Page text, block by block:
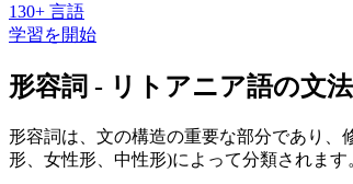
130+ 言語
学習を開始
形容詞 - リトアニア語の文法
形容詞は、文の構造の重要な部分であり、
形、女性形、中性形)によって分類されます